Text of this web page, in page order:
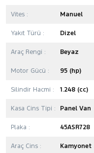
Vites : Manuel
Yakıt Türü : Dizel
Araç Rengi : Beyaz
Motor Gücü : 95 (hp)
Silindir Hacmi : 1.248 (cc)
Kasa Cins Tipi : Panel Van
Plaka : 45ASR728
Araç Cins : Kamyonet